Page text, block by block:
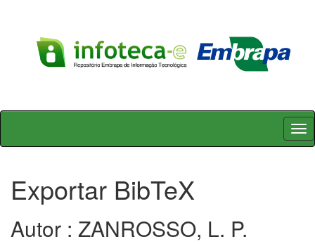
Skip
Exportar BibTeX
Autor : ZANROSSO, L. P.